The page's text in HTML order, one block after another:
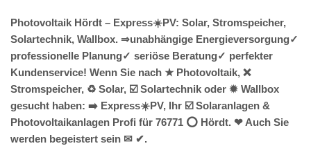
Photovoltaik Hördt – Express☀️PV️: Solar, Stromspeicher,
Solartechnik, Wallbox. ⇒unabhängige Energieversorgung✓
professionelle Planung✓ seriöse Beratung✓ perfekter
Kundenservice! Wenn Sie nach ★ Photovoltaik, ❌
Stromspeicher, ♻ Solar, ☑️ Solartechnik oder ✹ Wallbox
gesucht haben: ➡️ Express☀️PV️, Ihr ☑️ Solaranlagen &
Photovoltaikanlagen Profi für 76771 ⭕ Hördt. ❤ Auch Sie
werden begeistert sein ✉ ✔.